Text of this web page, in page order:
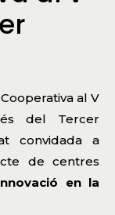
al V
del Tercer
convidada a
de centres
en la